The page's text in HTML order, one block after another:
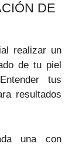
DE
realizar un
de tu piel
tus
resultados
una con